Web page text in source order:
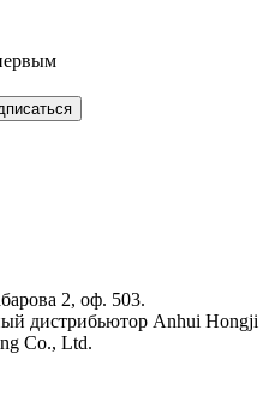
2, оф. 503.
дистрибьютор Anhui Hongji
Co., Ltd.